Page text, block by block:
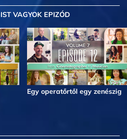
VAGYOK EPIZÓD
Egy operatőrtől egy zenészig